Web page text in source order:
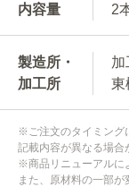
内容量 2
製造所・
加工所
東
※ご注文のタイミング
記載内容が異なる場合
※商品リニューアルに
また、原材料の一部が